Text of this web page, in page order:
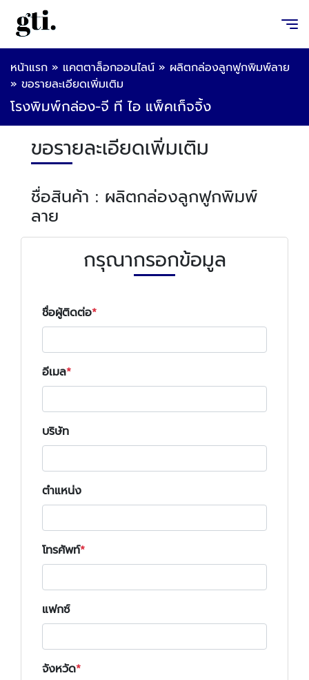
หน้าแรก » แคตตาล็อกออนไลน์ » ผลิตกล่องลูกฟูกพิมพ์ลาย
» ขอรายละเอียดเพิ่มเติม
โรงพิมพ์กล่อง-จี ที ไอ แพ็คเก็จจิ้ง
ขอรายละเอียดเพิ่มเติม
ชื่อสินค้า : ผลิตกล่องลูกฟูกพิมพ์
ลาย
กรุณากรอกข้อมูล
ชื่อผู้ติดต่อ
อีเมล
บริษัท
ตำแหน่ง
โทรศัพท์
แฟกซ์
จังหวัด